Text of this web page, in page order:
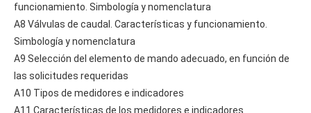
funcionamiento. Simbología y nomenclatura
A8 Válvulas de caudal. Características y funcionamiento.
Simbología y nomenclatura
A9 Selección del elemento de mando adecuado, en función de
las solicitudes requeridas
A10 Tipos de medidores e indicadores
A11 Características de los medidores e indicadores